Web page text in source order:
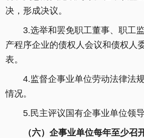
决，形成决议。
3.选举和罢免职工董事、职工监
产程序企业的债权人会议和债权人
表。
4.监督企事业单位劳动法律法规
情况。
5.民主评议国有企事业单位领导
（六）企事业单位每年至少召